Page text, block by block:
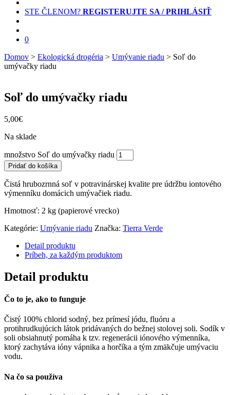
STE ČLENOM? REGISTERUJTE SA / PRIHLÁSIŤ
0
Domov > Ekologická drogéria > Umývanie riadu > Soľ do
umývačky riadu
Soľ do umývačky riadu
5,00€
Na sklade
množstvo Soľ do umývačky riadu
Pridať do košíka
Čistá hrubozrnná soľ v potravinárskej kvalite pre údržbu iontového
výmenníku domácich umývačiek riadu.
Hmotnosť: 2 kg (papierové vrecko)
Kategórie: Umývanie riadu Značka: Tierra Verde
Detail produktu
Príbeh, za každým produktom
Detail produktu
Čo to je, ako to funguje
Čistý 100% chlorid sodný, bez prímesí jódu, fluóru a
protihrudkujúcich látok pridávaných do bežnej stolovej soli. Sodík v
soli obsiahnutý pomáha k tzv. regenerácii iónového výmenníka,
ktorý zachytáva ióny vápnika a horčíka a tým zmäkčuje umývaciu
vodu.
Na čo sa používa